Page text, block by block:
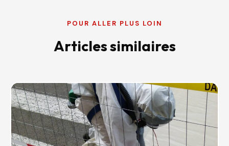
POUR ALLER PLUS LOIN
Articles similaires